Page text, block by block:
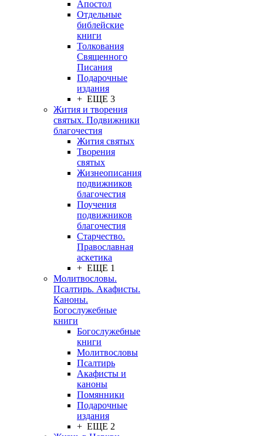
Апостол
Отдельные
библейские
книги
Толкования
Священного
Писания
Подарочные
издания
+ ЕЩЕ 3
Жития и творения
святых. Подвижники
благочестия
Жития святых
Творения
святых
Жизнеописания
подвижников
благочестия
Поучения
подвижников
благочестия
Старчество.
Православная
аскетика
+ ЕЩЕ 1
Молитвословы.
Псалтирь. Акафисты.
Каноны.
Богослужебные
книги
Богослужебные
книги
Молитвословы
Псалтирь
Акафисты и
каноны
Помянники
Подарочные
издания
+ ЕЩЕ 2